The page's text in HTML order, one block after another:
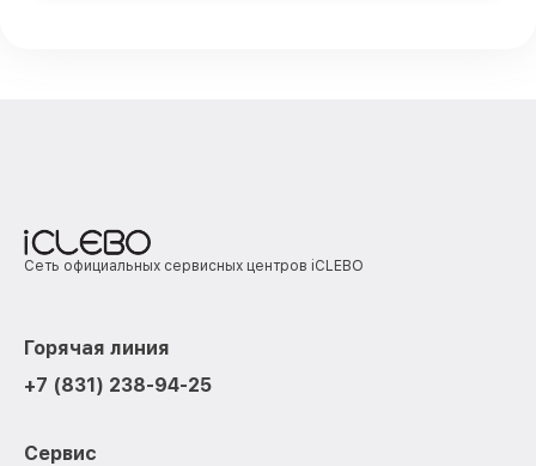
Сеть официальных сервисных центров iCLEBO
Горячая линия
+7 (831) 238-94-25
Сервис